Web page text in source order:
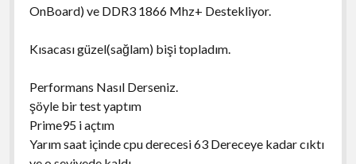
OnBoard) ve DDR3 1866 Mhz+ Destekliyor.
Kısacası güzel(sağlam) bişi topladım.
Performans Nasıl Derseniz.
şöyle bir test yaptım
Prime95 i açtım
Yarım saat içinde cpu derecesi 63 Dereceye kadar cıktı